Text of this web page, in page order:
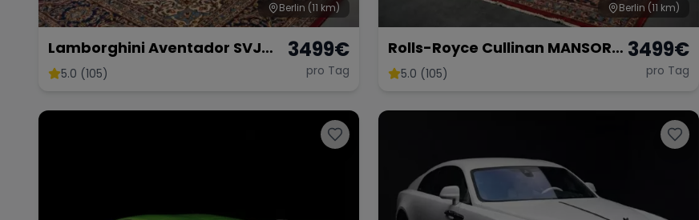
Berlin (11 km)
Lamborghini Aventador SVJ
Roadster 01 di 800 Mieten
5.0 (105)
3499€
pro Tag
Berlin (11 km)
Rolls-Royce Cullinan MANSORY
SUV Luxuslimousine mieten
5.0 (105)
3499€
pro Tag